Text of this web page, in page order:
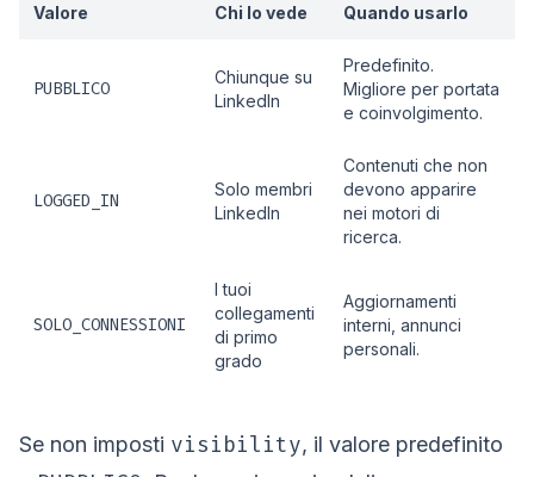
Valore Chi lo vede Quando usarlo
PUBBLICO
Chiunque su
LinkedIn
Predefinito.
Migliore per portata
e coinvolgimento.
LOGGED_IN
Solo membri
LinkedIn
Contenuti che non
devono apparire
nei motori di
ricerca.
SOLO_CONNESSIONI
I tuoi
collegamenti
di primo
grado
Aggiornamenti
interni, annunci
personali.
Se non imposti visibility, il valore predefinito